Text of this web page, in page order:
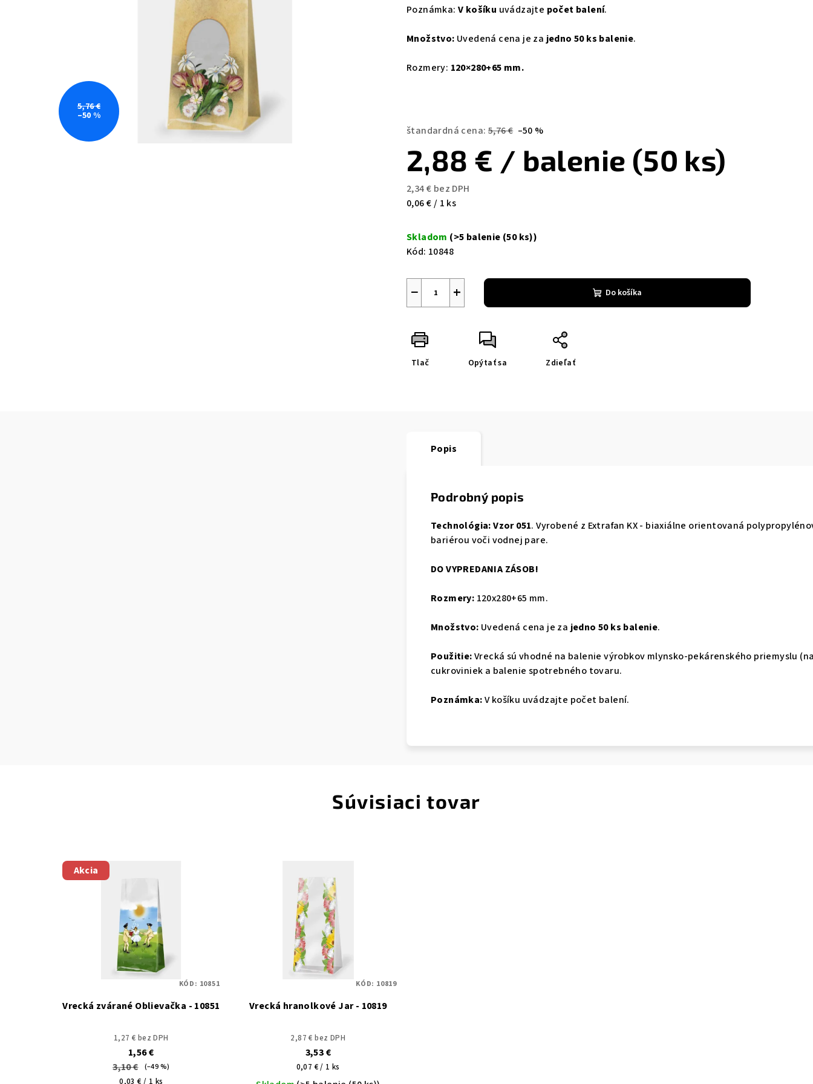
Poznámka: V košíku uvádzajte počet balení.
Množstvo: Uvedená cena je za jedno 50 ks balenie.
Rozmery: 120×280+65 mm.
štandardná cena: 5,76 € –50 %
2,88 € / balenie (50 ks)
2,34 € bez DPH
Jednotková
0,06 € / 1 ks
Skladom (>5 balenie (50 ks))
Kód: 10848
+
− Do košíka
Tlač Opýtať sa Zdieľať
5,76 €
–50 %
Popis
Podrobný popis
Technológia: Vzor 051. Vyrobené z Extrafan KX - biaxiálne orientovaná
bariérou voči vodnej pare.
DO VYPREDANIA ZÁSOB!
Rozmery: 120x280+65 mm.
Množstvo: Uvedená cena je za jedno 50 ks balenie.
Použitie:Vrecká sú vhodné na balenie výrobkov mlynsko-pekárenského priemyslu
cukroviniek a balenie spotrebného tovaru.
Poznámka:V košíku uvádzajte počet balení.
Súvisiaci tovar
Akcia
Vrecká zvárané Oblievačka - 10851
1,27 € bez DPH
1,56 €
3,10 €
(–49 %)
Jednotková
0,03 € / 1 ks
KÓD: 10851
Vrecká hranolkové Jar - 10819
2,87 € bez DPH
3,53 €
Jednotková
cena:
0,07 € / 1 ks
KÓD: 10819